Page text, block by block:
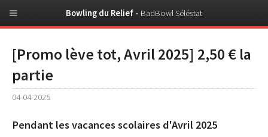
[Promo lève tot, Avril 2025] 2,50 € la
partie
04-04-2025
Pendant les vacances scolaires d'Avril 2025
Bowling du Relief - BadBowl Séléstat